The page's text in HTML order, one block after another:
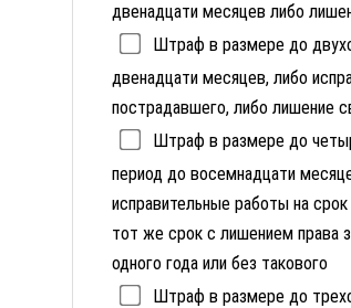
двенадцати месяцев либо
Штраф в размере до
двенадцати месяцев, либо
пострадавшего, либо лишение
Штраф в размере до
период до восемнадцати
исправительные работы на
тот же срок с лишением права
одного года или без такового
Штраф в размере до